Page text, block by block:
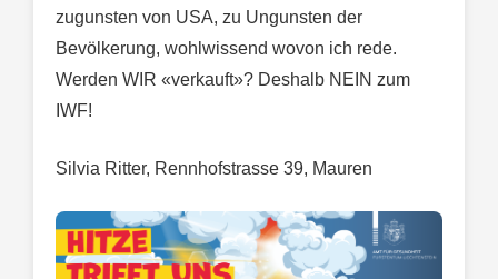
zugunsten von USA, zu Ungunsten der
Bevölkerung, wohlwissend wovon ich rede.
Werden WIR «verkauft»? Deshalb NEIN zum
IWF!
Silvia Ritter, Rennhofstrasse 39, Mauren